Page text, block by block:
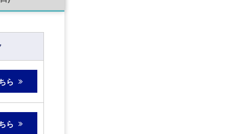
ら
ら